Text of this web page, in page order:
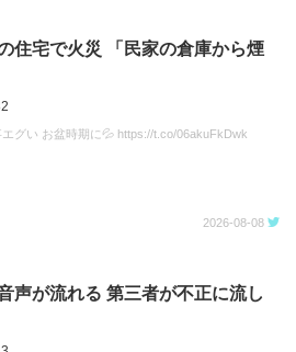
住宅で火災 「民家の倉庫から煙
グい お盆時期に💦 https://t.co/06akuFkDwk
2026-08-08
声が流れる 第三者が不正に流し